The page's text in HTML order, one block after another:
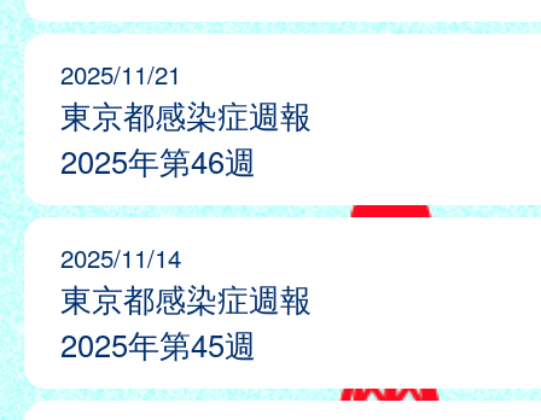
2025/11/21
東京都感染症週報
2025年第46週
2025/11/14
東京都感染症週報
2025年第45週